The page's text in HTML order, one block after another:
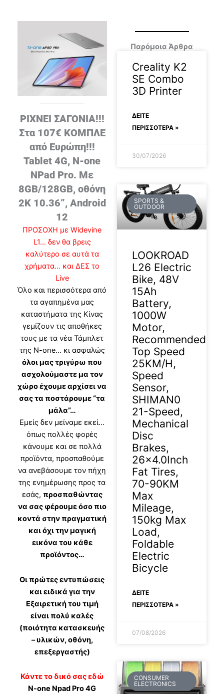
ΡΙΧΝΕΙ ΣΑΓΟΝΙΑ!!!
Στα 107€ ΚΟΜΠΛΕ
από Ευρώπη!!!
Tablet 4G, N-one
NPad Pro. Με
8GB/128GB, οθόνη
2K 10.36”, Android
12
ΠΡΟΣΟΧΗ με Widevine
L1… δεν θα βρεις
καλύτερο σε αυτά τα
χρήματα… και ΔΕΣ το
Live
Όλο και περισσότερα από
τα αγαπημένα μας
καταστήματα της Κίνας
γεμίζουν τις αποθήκες
τους με τα νέα Τάμπλετ
της N-one… κι ασφαλώς
όλοι μας τριγύρω που
ασχολούμαστε μα τον
χώρο έχουμε αρχίσει να
σας τα ποστάρουμε “τα
μάλα”…
Εμείς δεν μείναμε εκεί…
όπως πολλές φορές
κάνουμε και σε πολλά
προϊόντα, προσπαθούμε
να ανεβάσουμε τον πήχη
της ενημέρωσης προς τα
εσάς, προσπαθώντας
να σας φέρουμε όσο πιο
κοντά στην πραγματική
και όχι την μαγική
εικόνα του κάθε
προϊόντος…
Οι πρώτες εντυπώσεις
και ειδικά για την
Εξαιρετική του τιμή
είναι πολύ καλές
(ποιότητα κατασκευής
– υλικών, οθόνη,
επεξεργαστής)
Κάντε το δικό σας εδώ
N-one Npad Pro 4G
Παρόμοια Άρθρα
Creality K2
SE Combo
3D Printer
ΔΕΊΤΕ
ΠΕΡΙΣΣΟΤΕΡΑ »
30/07/2026
SPORTS &
OUTDOOR
LOOKROAD
L26 Electric
Bike, 48V
15Ah
Battery,
1000W
Motor,
Recommended
Top Speed
25KM/H,
Speed
Sensor,
SHIMAN0
21-Speed,
Mechanical
Disc
Brakes,
26×4.0Inch
Fat Tires,
70-90KM
Max
Mileage,
150kg Max
Load,
Foldable
Electric
Bicycle
ΔΕΊΤΕ
ΠΕΡΙΣΣΟΤΕΡΑ »
07/08/2026
CONSUMER
ELECTRONICS